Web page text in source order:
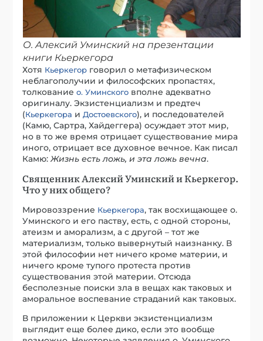
О. Алексий Уминский на презентации
книги Кьеркегора
Хотя Кьеркегор говорил о метафизическом
неблагополучии и философских пропастях,
толкованиео. Уминского вполне адекватно
оригиналу. Экзистенциализм и предтеч
(Кьеркегора иДостоевского), и последователей
(Камю, Сартра, Хайдеггера) осуждает этот мир,
но в то же время отрицает существование мира
иного, отрицает все духовное вечное. Как писал
Камю:Жизнь есть ложь, и эта ложь вечна.
Священник Алексий Уминский и Кьеркегор.
Что у них общего?
Мировоззрение Кьеркегора, так восхищающее о.
Уминского и его паству, есть, с одной стороны,
атеизм и аморализм, а с другой – тот же
материализм, только вывернутый наизнанку. В
этой философии нет ничего кроме материи, и
ничего кроме тупого протеста против
существования этой материи. Отсюда
бесполезные поиски зла в вещах как таковых и
аморальное воспевание страданий как таковых.
В приложении к Церкви экзистенциализм
выглядит еще более дико, если это вообще